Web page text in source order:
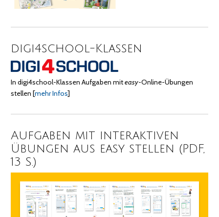
digi4school-Klassen
In digi4school-Klassen Aufgaben miteasy-Online-Übungen
stellen [mehr Infos]
Aufgaben mit interaktiven
Übungen aus easy stellen (PDF,
13 S.)